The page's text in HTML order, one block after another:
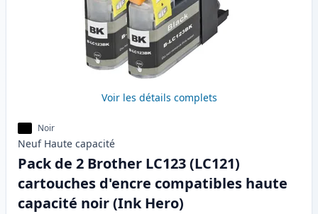
Voir les détails complets
Noir
Neuf Haute capacité
Pack de 2 Brother LC123 (LC121)
cartouches d'encre compatibles haute
capacité noir (Ink Hero)